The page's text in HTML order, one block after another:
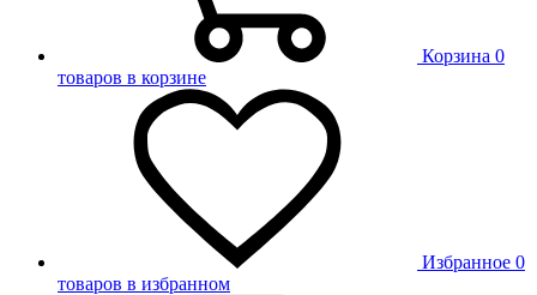
Корзина 0
товаров в корзине
Избранное 0
товаров в избранном